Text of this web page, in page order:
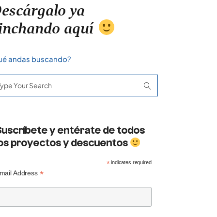
ya
aquí
andas buscando?
y entérate de todos
proyectos y descuentos
*indicates required
Address *